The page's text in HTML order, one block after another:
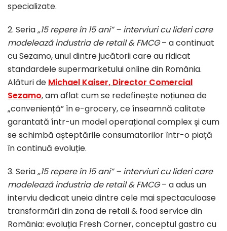
specializate.
2. Seria„15 repere în 15 ani” – interviuri cu lideri care
modelează industria de retail & FMCG– a continuat
cu Sezamo, unul dintre jucătorii care au ridicat
standardele supermarketului online din România.
Alături de Michael Kaiser, Director Comercial
Sezamo, am aflat cum se redefinește noțiunea de
„conveniență” în e-grocery, ce înseamnă calitate
garantată într-un model operațional complex și cum
se schimbă așteptările consumatorilor într-o piață
în continuă evoluție.
3. Seria„15 repere în 15 ani” – interviuri cu lideri care
modelează industria de retail & FMCG– a adus un
interviu dedicat uneia dintre cele mai spectaculoase
transformări din zona de retail & food service din
România: evoluția Fresh Corner, conceptul gastro cu